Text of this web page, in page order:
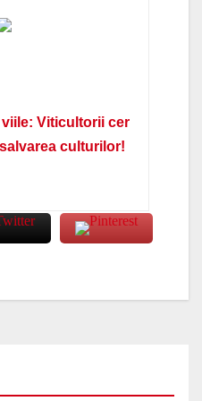
Viticultorii cer
culturilor!